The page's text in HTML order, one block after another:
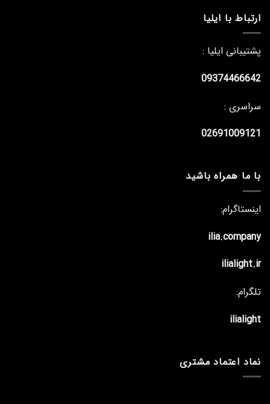
ارتباط با ایلیا
پشتیبانی ایلیا :
09374466642
سراسری :
02691009121
با ما همراه باشید
اینستاگرام:
ilia.company
ilialight.ir
تلگرام:
ilialight
نماد اعتماد مشتری